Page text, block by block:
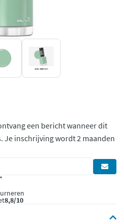
een bericht wanneer dit
Je inschrijving wordt 2 maanden
8,8/10